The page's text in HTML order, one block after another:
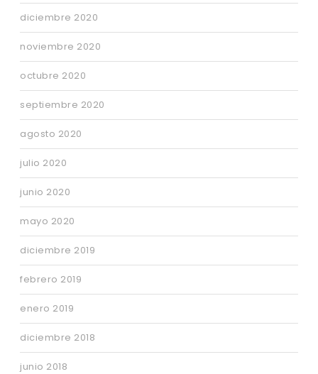
diciembre 2020
noviembre 2020
octubre 2020
septiembre 2020
agosto 2020
julio 2020
junio 2020
mayo 2020
diciembre 2019
febrero 2019
enero 2019
diciembre 2018
junio 2018